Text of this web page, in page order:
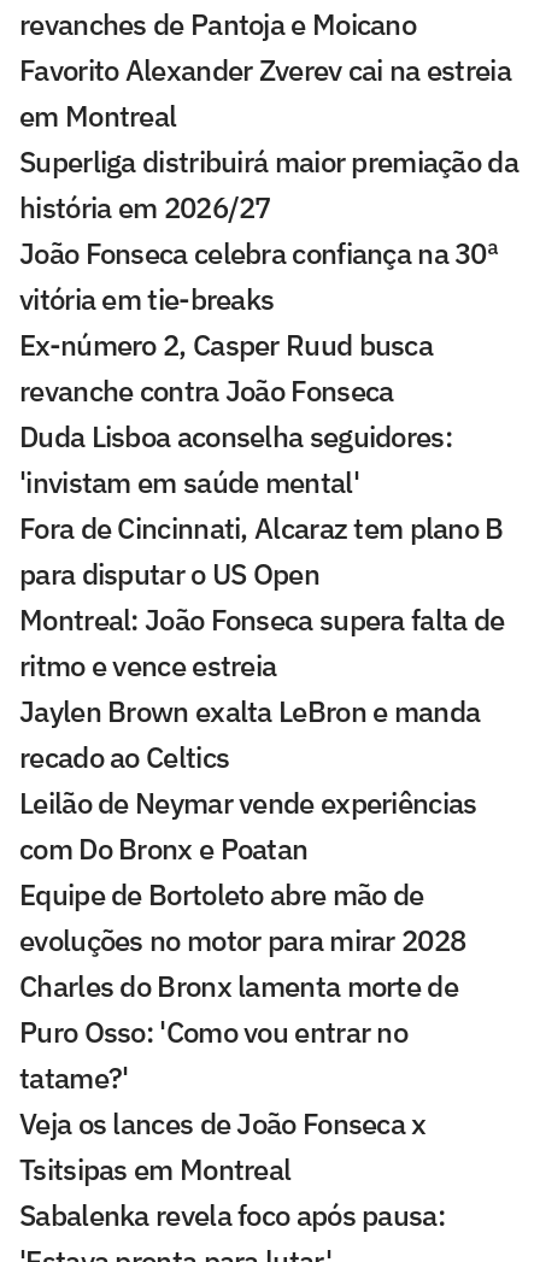
revanches de Pantoja e Moicano
Favorito Alexander Zverev cai na estreia
em Montreal
Superliga distribuirá maior premiação da
história em 2026/27
João Fonseca celebra confiança na 30ª
vitória em tie-breaks
Ex-número 2, Casper Ruud busca
revanche contra João Fonseca
Duda Lisboa aconselha seguidores:
'invistam em saúde mental'
Fora de Cincinnati, Alcaraz tem plano B
para disputar o US Open
Montreal: João Fonseca supera falta de
ritmo e vence estreia
Jaylen Brown exalta LeBron e manda
recado ao Celtics
Leilão de Neymar vende experiências
com Do Bronx e Poatan
Equipe de Bortoleto abre mão de
evoluções no motor para mirar 2028
Charles do Bronx lamenta morte de
Puro Osso: 'Como vou entrar no
tatame?'
Veja os lances de João Fonseca x
Tsitsipas em Montreal
Sabalenka revela foco após pausa: